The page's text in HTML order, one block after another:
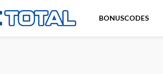
BONUSCODES